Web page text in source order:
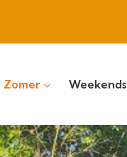
Zomer Weekends